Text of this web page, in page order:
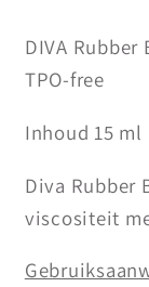
DIVA Rubber
TPO-free
Inhoud 15 ml
Diva Rubber
viscositeit